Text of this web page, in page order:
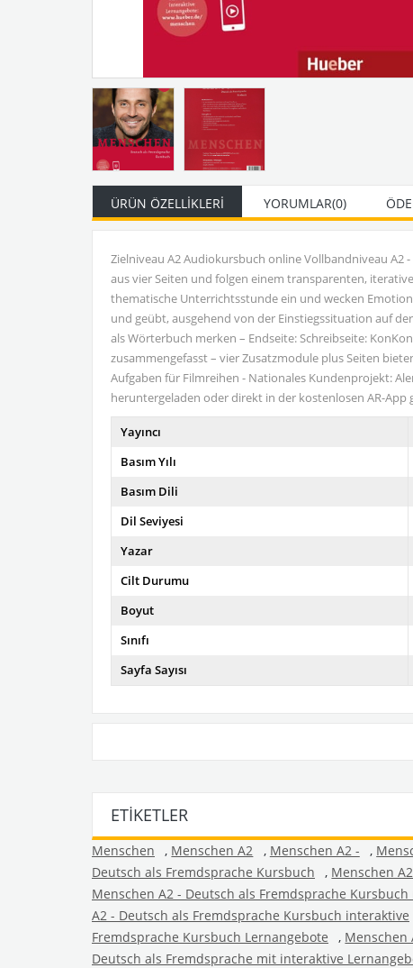
ÜRÜN ÖZELLIKLERI YORUMLAR(0)
Zielniveau A2 Audiokursbuch online Vollbandniveau
aus vier Seiten und folgen einem transparenten,
thematische Unterrichtsstunde ein und wecken
und geübt, ausgehend von der Einstiegssituation auf
als Wörterbuch merken – Endseite: Schreibseite:
zusammengefasst – vier Zusatzmodule plus Seiten
Aufgaben für Filmreihen - Nationales Kundenprojekt:
heruntergeladen oder direkt in der kostenlosen AR-App
Yayıncı
Basım Yılı
Basım Dili
Dil Seviyesi
Yazar
Cilt Durumu
Boyut
Sınıfı
Sayfa Sayısı
ETIKETLER
Menschen , Menschen A2 , Menschen A2 - ,
Deutsch als Fremdsprache Kursbuch
, Menschen
Menschen A2 - Deutsch als Fremdsprache
A2 - Deutsch als Fremdsprache Kursbuch interaktive
Fremdsprache Kursbuch Lernangebote
, Menschen
Deutsch als Fremdsprache mit interaktive